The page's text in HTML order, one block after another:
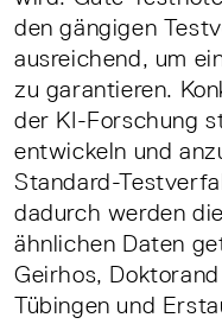
den gängigen
ausreichend, um
zu garantieren.
der KI-Forschung
entwickeln und
Standard-
dadurch werden
ähnlichen Daten
Geirhos,
Tübingen und